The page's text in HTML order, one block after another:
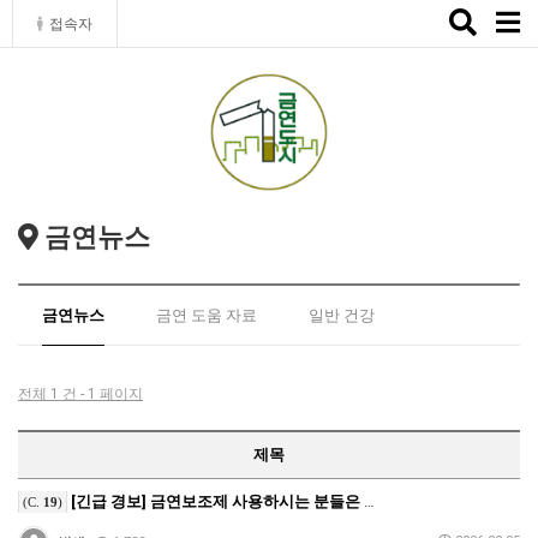
접속자
Toggle
금연뉴스
금연뉴스 금연 도움 자료 일반 건강
전체 1 건 - 1 페이지
제목
(C. 19) [긴급 경보] 금연보조제 사용하시는 분들은 반드시 참고…